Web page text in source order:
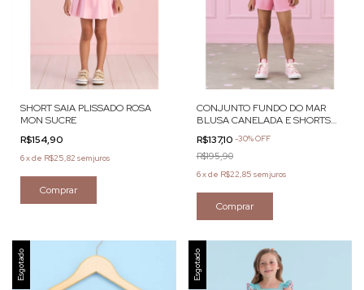
SHORT SAIA PLISSADO ROSA
MON SUCRE
R$154,90
6xde R$25,82 sem juros
Comprar
CONJUNTO FUNDO DO MAR
BLUSA CANELADA E SHORTS
R$137,10 -30%OFF
R$195,90
6xde R$22,85 sem juros
Comprar
Esgotado Esgotado